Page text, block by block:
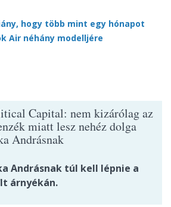
hogy több mint egy hónapot
Air néhány modelljére
Capital: nem kizárólag az
miatt lesz nehéz dolga
Andrásnak
Andrásnak túl kell lépnie a
árnyékán.